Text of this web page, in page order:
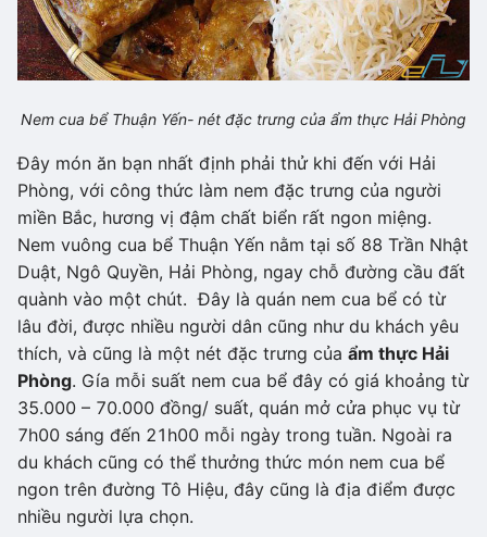
Nem cua bể Thuận Yến- nét đặc trưng của ẩm thực Hải Phòng
Đây món ăn bạn nhất định phải thử khi đến với Hải
Phòng, với công thức làm nem đặc trưng của người
miền Bắc, hương vị đậm chất biển rất ngon miệng.
Nem vuông cua bể Thuận Yến nằm tại số 88 Trần Nhật
Duật, Ngô Quyền, Hải Phòng, ngay chỗ đường cầu đất
quành vào một chút. Đây là quán nem cua bể có từ
lâu đời, được nhiều người dân cũng như du khách yêu
thích, và cũng là một nét đặc trưng của ẩm thực Hải
Phòng. Gía mỗi suất nem cua bể đây có giá khoảng từ
35.000 – 70.000 đồng/ suất, quán mở cửa phục vụ từ
7h00 sáng đến 21h00 mỗi ngày trong tuần. Ngoài ra
du khách cũng có thể thưởng thức món nem cua bể
ngon trên đường Tô Hiệu, đây cũng là địa điểm được
nhiều người lựa chọn.